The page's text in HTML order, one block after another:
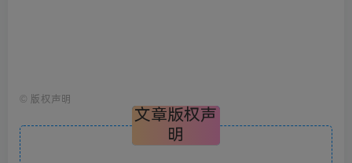
© 版权声明
文章版权声
明